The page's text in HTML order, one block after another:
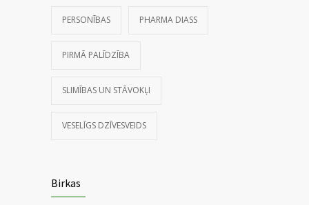
PERSONĪBAS PHARMA DIASS
PIRMĀ PALĪDZĪBA
SLIMĪBAS UN STĀVOKĻI
VESELĪGS DZĪVESVEIDS
Birkas